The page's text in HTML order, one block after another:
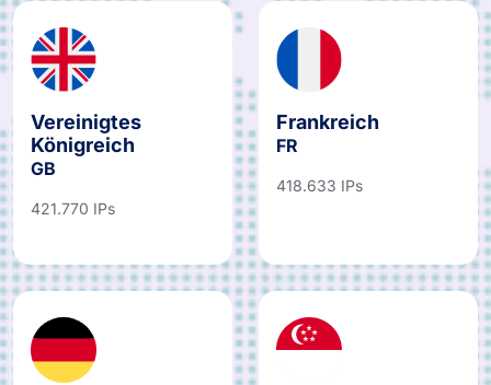
Vereinigtes
Königreich
GB
421.770 IPs
Frankreich
FR
418.633 IPs